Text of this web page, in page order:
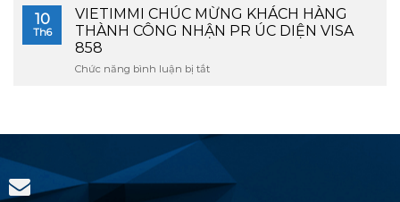
THỨC
ĐƯỢC
CẤP
CHÚC
MỪNG
GIA
10
Th6
VIETIMMI CHÚC MỪNG KHÁCH HÀNG
THÀNH CÔNG NHẬN PR ÚC DIỆN VISA
858
Chức năng bình luận bị tắt